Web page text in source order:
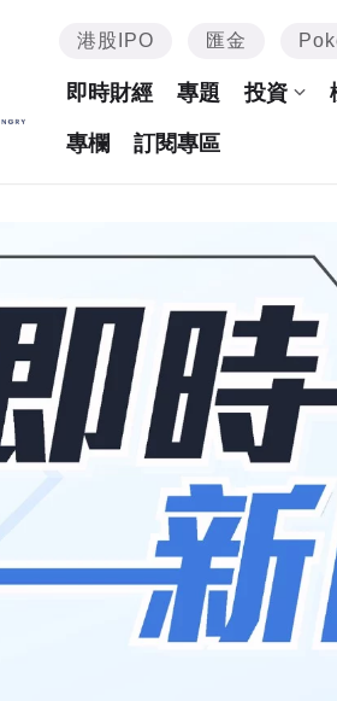
港股IPO 匯金
即時財經 專題 投資
專欄 訂閱專區